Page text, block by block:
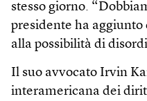
stesso giorno.
presidente ha aggiunto
alla possibilità di
Il suo avvocato Irvin
interamericana dei